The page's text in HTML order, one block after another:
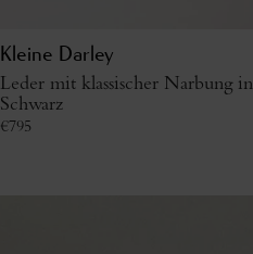
Kleine Darley
Leder mit klassischer Narbung in
Schwarz
€795